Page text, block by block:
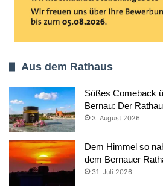
Aus dem Rathaus
Süßes Comeback
Bernau: Der
3. August 2026
Dem Himmel so
dem Bernauer
31. Juli 2026